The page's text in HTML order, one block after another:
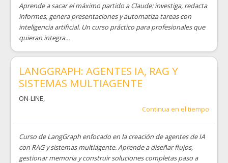
Aprende a sacar el máximo partido a Claude: investiga, redacta
informes, genera presentaciones y automatiza tareas con
inteligencia artificial. Un curso práctico para profesionales que
quieran integra...
LANGGRAPH: AGENTES IA, RAG Y
SISTEMAS MULTIAGENTE
ON-LINE,
Continua en el tiempo
Curso de LangGraph enfocado en la creación de agentes de IA
con RAG y sistemas multiagente. Aprende a diseñar flujos,
gestionar memoria y construir soluciones completas paso a